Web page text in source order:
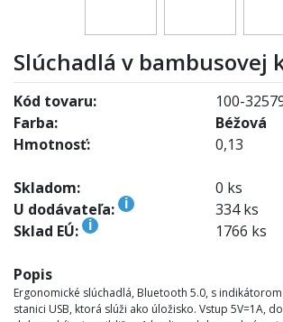
Slúchadlá v bambusovej
Kód tovaru:
100-
Farba:
Béžová
Hmotnosť:
0,13
Skladom:
0 ks
U dodávateľa:
i
334 ks
Sklad EÚ:
i 1766 ks
Popis
Ergonomické slúchadlá, Bluetooth 5.0, s
stanici USB, ktorá slúži ako úložisko. Vstup 5V=1A,